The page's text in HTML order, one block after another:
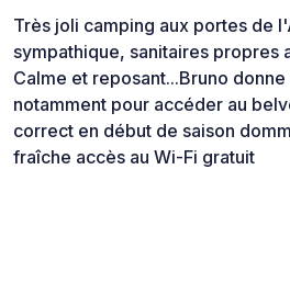
Très joli camping aux portes de
sympathique, sanitaires propres
Calme et reposant...Bruno
notamment pour accéder au
correct en début de saison
fraîche accès au Wi-Fi gratuit